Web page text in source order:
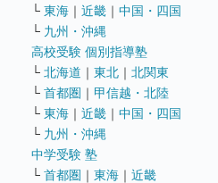
└ 東海 ｜ 近畿 ｜ 中国・四国
└ 九州・沖縄
高校受験 個別指導塾
└ 北海道 ｜ 東北 ｜ 北関東
└ 首都圏 ｜ 甲信越・北陸
└ 東海 ｜ 近畿 ｜ 中国・四国
└ 九州・沖縄
中学受験 塾
└ 首都圏 ｜ 東海 ｜ 近畿